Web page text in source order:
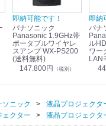
即納可能です！
パナソニック
Panasonic 1.9GHz帯
ポータブルワイヤレ
スアンプ WX-PS200
(送料無料)
147,800円 （税別）
即納
パナ
ル
ワー
LAN
ソニック
液晶プロジェクタ
ェクター 液晶プロジェクタ